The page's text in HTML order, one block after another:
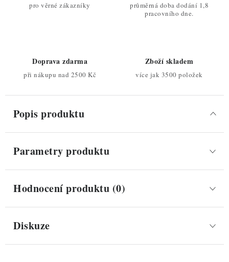
pro věrné zákazníky
průměrná doba dodání 1,8
pracovního dne.
Doprava zdarma
při nákupu nad 2500 Kč
Zboží skladem
více jak 3500 položek
Popis produktu
Parametry produktu
Hodnocení produktu (0)
Diskuze